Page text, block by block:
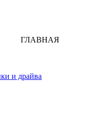
ГЛАВНАЯ
и драйва